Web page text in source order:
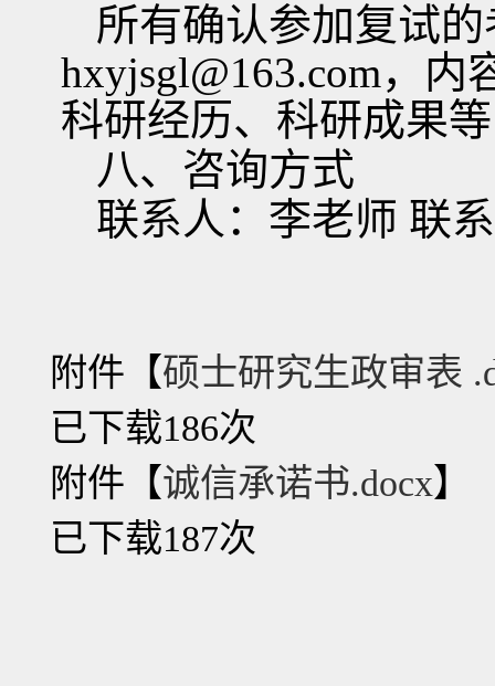
所有确认参加复试
hxyjsgl@163.com，内
科研经历、科研成果
八、咨询方式
联系人：李老师 联
附件【硕士研究生政审表
已下载186次
附件【诚信承诺书.docx】
已下载187次